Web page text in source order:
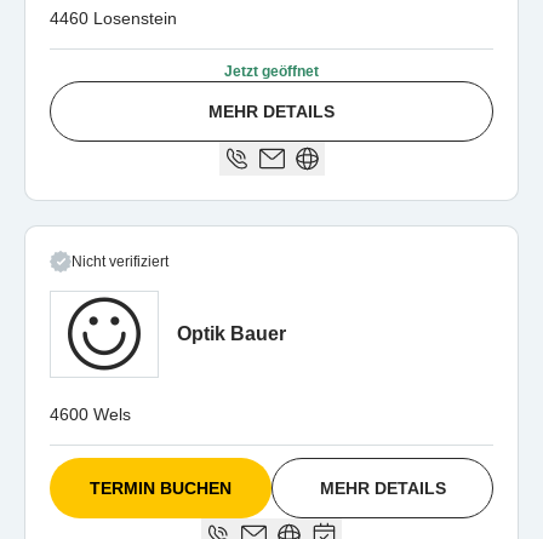
4460 Losenstein
Jetzt geöffnet
MEHR DETAILS
Nicht verifiziert
Optik Bauer
4600 Wels
TERMIN BUCHEN MEHR DETAILS